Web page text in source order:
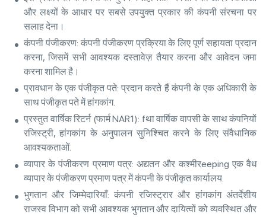
और लक्ष्यों के आधार पर सबसे उपयुक्त प्रकार की कंपनी संरचना पर
सलाह देना।
कंपनी पंजीकरण: कंपनी पंजीकरण प्रक्रिया के लिए पूर्ण सहायता प्रदान
करना, जिसमें सभी आवश्यक दस्तावेज़ तैयार करना और आवेदन जमा
करना शामिल है।
प्रावधान के एक पंजीकृत पते: प्रदान करते हैं कंपनी के एक अधिकारी के
साथ पंजीकृत पते में हांगकांग.
प्रस्तुत वार्षिक रिटर्न (फार्म NAR1): fथा वार्षिक वापसी के साथ कंपनियों
रजिस्ट्री, हांगकांग के अनुपालन सुनिश्चित करने के लिए संवैधानिक
आवश्यकताओं.
व्यापार के पंजीकरण प्रमाण पत्र: अद्यतन और कश्मीरeeping एक वैध
व्यापार के पंजीकरण प्रमाण पत्र में कंपनी के पंजीकृत कार्यालय.
भुगतान और जिम्मेदारियाँ: कंपनी रजिस्ट्रार और हांगकांग अंतर्देशीय
राजस्व विभाग को सभी आवश्यक भुगतान और दायित्वों को व्यवस्थित और